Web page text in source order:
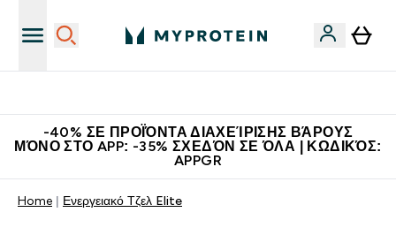
-40% ΣΕ ΠΡΟΪΌΝΤΑ ΔΙΑΧΕΊΡΙΣΗΣ ΒΆΡΟΥΣ
ΜΌΝΟ ΣΤΟ APP: -35% ΣΧΕΔΌΝ ΣΕ ΌΛΑ | ΚΩΔΙΚΌΣ:
APPGR
Home Ενεργειακό Τζελ Elite